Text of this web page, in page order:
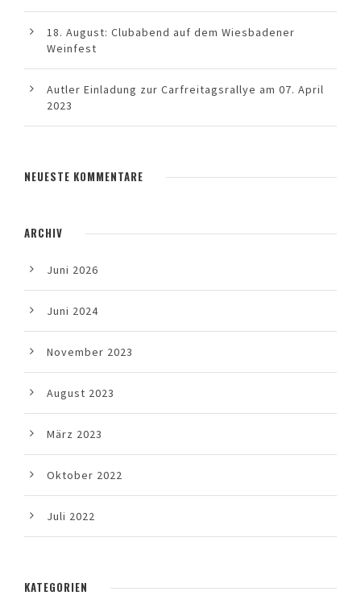
18. August: Clubabend auf dem Wiesbadener
Weinfest
Autler Einladung zur Carfreitagsrallye am 07. April
2023
NEUESTE KOMMENTARE
ARCHIV
Juni 2026
Juni 2024
November 2023
August 2023
März 2023
Oktober 2022
Juli 2022
KATEGORIEN